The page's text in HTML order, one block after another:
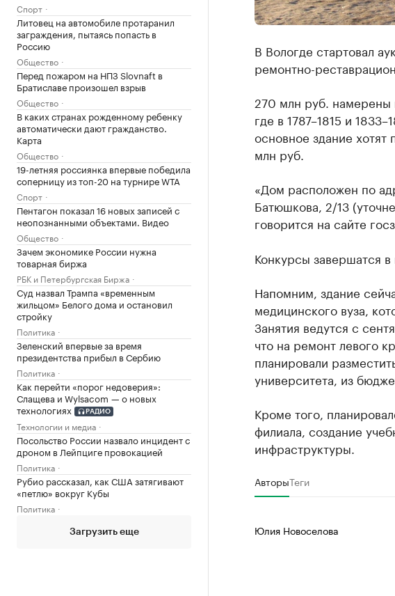
Спорт
Литовец на автомобиле протаранил
заграждения, пытаясь попасть в
Россию
Общество
Перед пожаром на НПЗ Slovnaft в
Братиславе произошел взрыв
Общество
В каких странах рожденному ребенку
автоматически дают гражданство.
Карта
Общество
19-летняя россиянка впервые победила
соперницу из топ-20 на турнире WTA
Спорт
Пентагон показал 16 новых записей с
неопознанными объектами. Видео
Общество
Зачем экономике России нужна
товарная биржа
РБК и Петербургская Биржа
Суд назвал Трампа «временным
жильцом» Белого дома и остановил
стройку
Политика
Зеленский впервые за время
президентства прибыл в Сербию
Политика
Как перейти «порог недоверия»:
Слащева и Wylsacom — о новых
технологиях
РАДИО
Технологии и медиа
Посольство России назвало инцидент с
дроном в Лейпциге провокацией
Политика
Рубио рассказал, как США затягивают
«петлю» вокруг Кубы
Политика
Загрузить еще
В Вологде стартовал
ремонтно-
270 млн руб. намерены
где в 1787–1815 и
основное здание хотят
млн руб.
«Дом расположен по
Батюшкова, 2/13
говорится на сайте
Конкурсы завершатся
Напомним, здание
медицинского вуза,
Занятия ведутся с
что на ремонт левого
планировали
университета, из
Кроме того,
филиала, создание
инфраструктуры.
АвторыТеги
Юлия Новоселова